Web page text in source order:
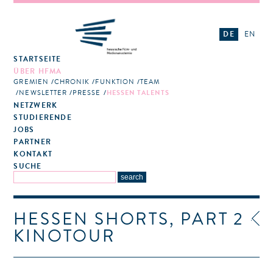
STARTSEITE
ÜBER HFMA
GREMIEN CHRONIK FUNKTION
TEAM
NEWSLETTER
PRESSE HESSEN TALENTS
NETZWERK
STUDIERENDE
JOBS
PARTNER
KONTAKT
SUCHE
DE EN
HESSEN SHORTS, PART 2 -
KINOTOUR